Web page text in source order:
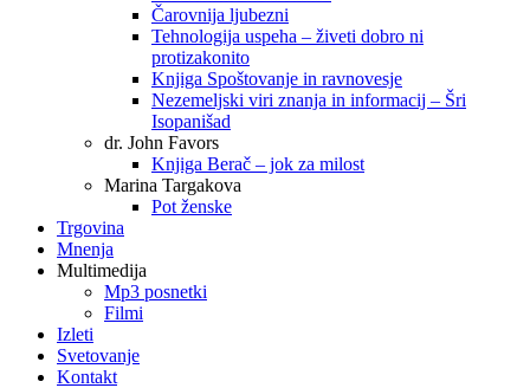
Čarovnija ljubezni
Tehnologija uspeha – živeti dobro ni
protizakonito
Knjiga Spoštovanje in ravnovesje
Nezemeljski viri znanja in informacij – Šri
Isopanišad
dr. John Favors
Knjiga Berač – jok za milost
Marina Targakova
Pot ženske
Trgovina
Mnenja
Multimedija
Mp3 posnetki
Filmi
Izleti
Svetovanje
Kontakt